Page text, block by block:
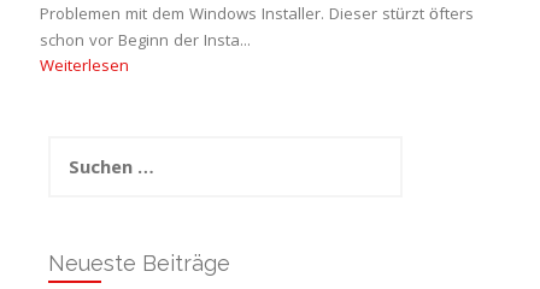
Problemen mit dem Windows Installer. Dieser stürzt öfters
schon vor Beginn der Insta...
Weiterlesen
nach:
Neueste Beiträge